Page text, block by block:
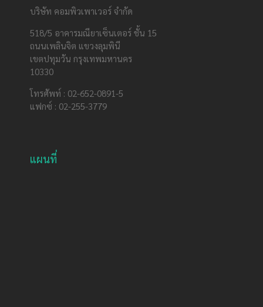
บริษัท คอมพิวเพาเวอร์ จำกัด
518/5 อาคารมณียาเซ็นเตอร์ ชั้น 15
ถนนเพลินจิต แขวงลุมพินี
เขตปทุมวัน กรุงเทพมหานคร
10330
โทรศัพท์ : 02-652-0891-5
แฟกซ์ : 02-255-3779
แผนที่